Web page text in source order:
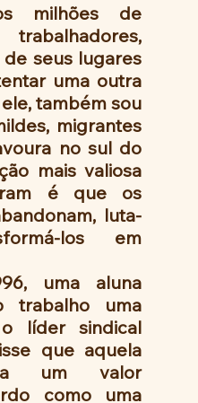
milhões de
seus lugares
uma outra
também sou
migrantes
no sul do
mais valiosa
é que os
luta-
los em
uma aluna
trabalho uma
líder sindical
que aquela
um valor
como uma